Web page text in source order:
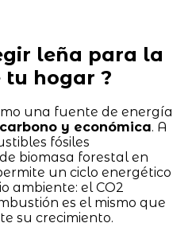
leña para la
tu hogar ?
una fuente de energía
y económica. A
fósiles
biomasa forestal en
un ciclo energético
ambiente: el CO2
es el mismo que
su crecimiento.